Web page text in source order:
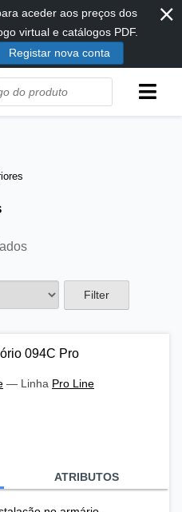
aceder aos preços dos
virtual e catálogos PDF.
Registar nova conta
⨯
Filter
094C Pro
— Linha Pro Line
ATRIBUTOS